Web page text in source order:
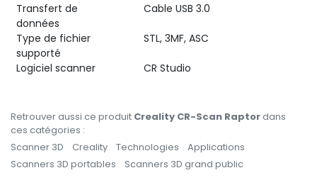
Transfert de
données
Cable USB 3.0
Type de fichier
supporté
STL, 3MF, ASC
Logiciel scanner CR Studio
Retrouver aussi ce produit Creality CR-Scan Raptordans
ces catégories :
Scanner 3D
Creality Technologies
Applications
Scanners 3D portables
Scanners 3D grand public